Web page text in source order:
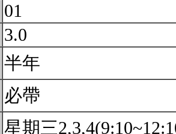
01
3.0
半年
必帶
星期三